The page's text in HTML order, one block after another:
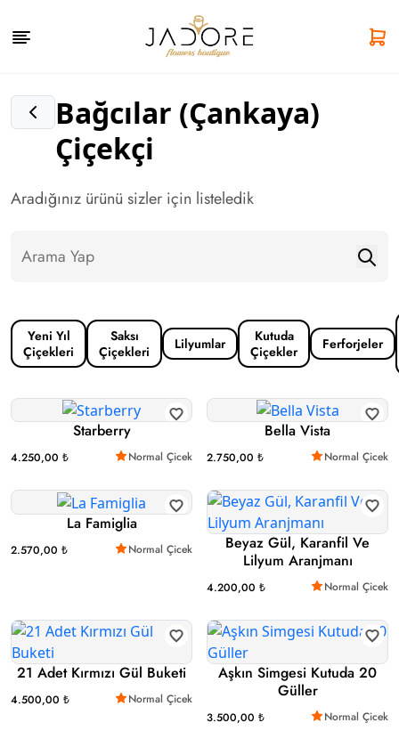
Bağcılar (Çankaya)
Çiçekçi
Aradığınız ürünü sizler için listeledik
Yeni Yıl
Çiçekleri
Saksı
Çiçekleri
Lilyumlar
Kutuda
Çiçekler
Ferforjeler
Starberry
4.250,00 ₺ Normal Çicek
Bella Vista
2.750,00 ₺ Normal Çicek
La Famiglia
2.570,00 ₺ Normal Çicek
Beyaz Gül, Karanfil Ve
Lilyum Aranjmanı
4.200,00 ₺ Normal Çicek
21 Adet Kırmızı Gül Buketi
4.500,00 ₺ Normal Çicek
Aşkın Simgesi Kutuda 20
Güller
3.500,00 ₺ Normal Çicek